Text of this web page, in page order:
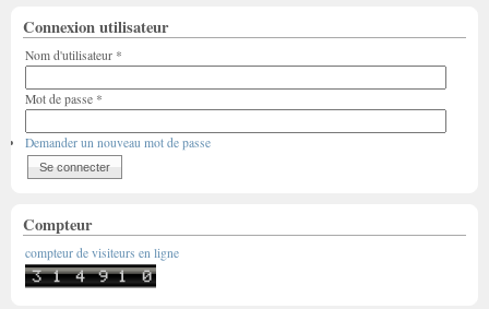
Connexion utilisateur
Nom d'utilisateur *
Mot de passe *
Demander un nouveau mot de passe
Compteur
compteur de visiteurs en ligne